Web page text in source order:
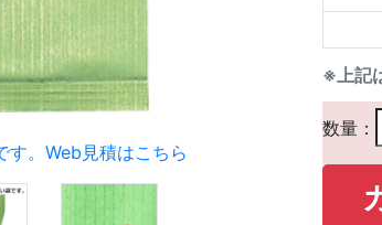
。 Web見積はこちら
※上記
数量：